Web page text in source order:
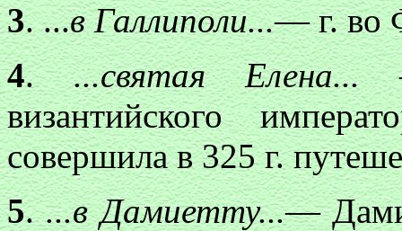
3. ...в Галлиполи...— г. во
4....святая Елена...
византийского
совершила в 325 г.
5....в Дамиетту...—